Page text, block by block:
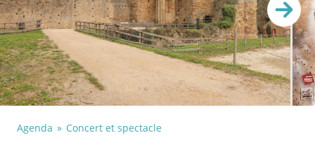
Agenda Concert et spectacle